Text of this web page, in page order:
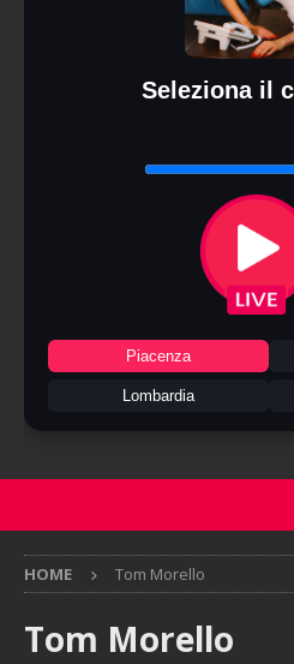
Seleziona il
Piacenza
Lombardia
HOME Tom Morello
Tom Morello